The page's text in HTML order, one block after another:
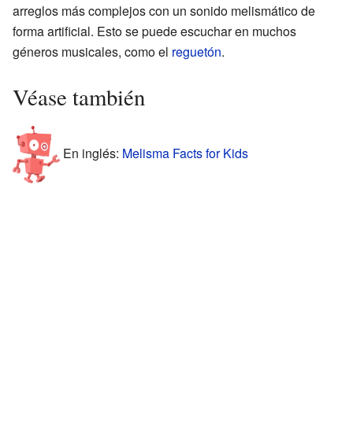
arreglos más complejos con un sonido melismático de
forma artificial. Esto se puede escuchar en muchos
géneros musicales, como el reguetón.
Véase también
En inglés: Melisma Facts for Kids